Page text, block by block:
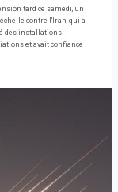
tard ce samedi, un
contre l'Iran, qui a
des installations
et avait confiance